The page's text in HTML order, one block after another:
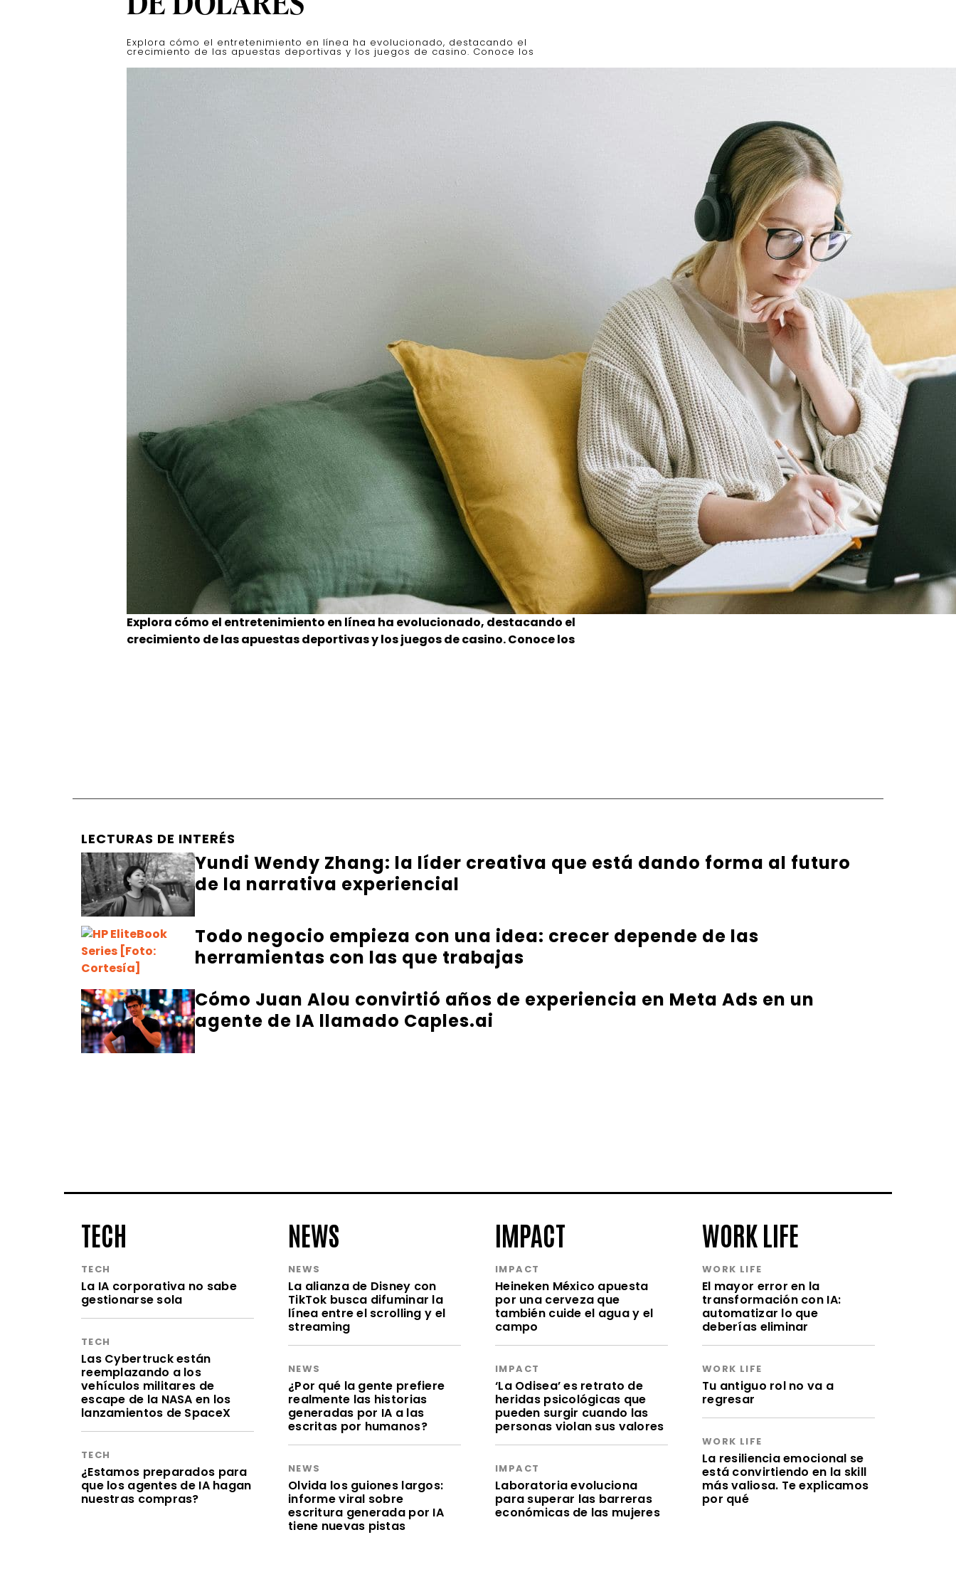
Explora cómo el entretenimiento en línea ha evolucionado, destacando el
crecimiento de las apuestas deportivas y los juegos de casino. Conoce los
Explora cómo el entretenimiento en línea ha evolucionado, destacando el
crecimiento de las apuestas deportivas y los juegos de casino. Conoce los
LECTURAS DE INTERÉS
Yundi Wendy Zhang: la líder creativa que está dando forma al futuro
de la narrativa experiencial
Todo negocio empieza con una idea: crecer depende de las
herramientas con las que trabajas
Cómo Juan Alou convirtió años de experiencia en Meta Ads en un
agente de IA llamado Caples.ai
TECH
TECH
La IA corporativa no sabe
gestionarse sola
TECH
Las Cybertruck están
reemplazando a los
vehículos militares de
escape de la NASA en los
lanzamientos de SpaceX
TECH
¿Estamos preparados para
que los agentes de IA hagan
nuestras compras?
NEWS
NEWS
La alianza de Disney con
TikTok busca difuminar la
línea entre el scrolling y el
streaming
NEWS
¿Por qué la gente prefiere
realmente las historias
generadas por IA a las
escritas por humanos?
NEWS
Olvida los guiones largos:
informe viral sobre
escritura generada por IA
tiene nuevas pistas
IMPACT
IMPACT
Heineken México apuesta
por una cerveza que
también cuide el agua y el
campo
IMPACT
‘La Odisea’ es retrato de
heridas psicológicas que
pueden surgir cuando las
personas violan sus valores
IMPACT
Laboratoria evoluciona
para superar las barreras
económicas de las mujeres
WORK LIFE
WORK LIFE
El mayor error en la
transformación con IA:
automatizar lo que
deberías eliminar
WORK LIFE
Tu antiguo rol no va a
regresar
WORK LIFE
La resiliencia emocional se
está convirtiendo en la skill
más valiosa. Te explicamos
por qué